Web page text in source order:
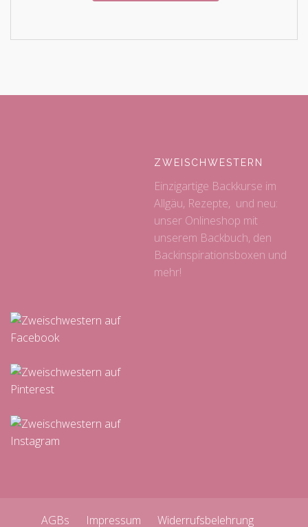
ZWEISCHWESTERN
Einzigartige Backkurse im
Allgäu, Rezepte, und neu:
unser Onlineshop mit
unserem Backbuch, den
Backinspirationsboxen und
mehr!
AGBs Impressum Widerrufsbelehrung